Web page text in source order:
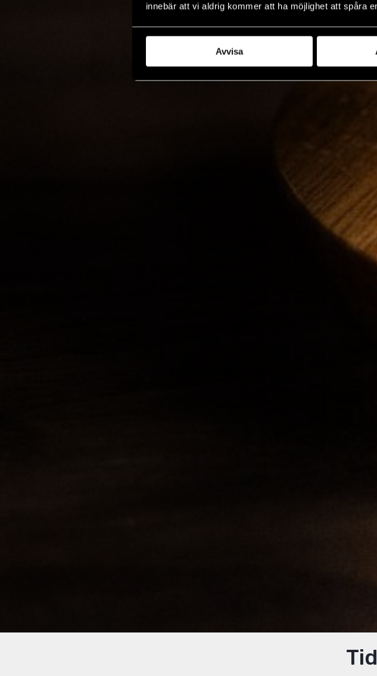
innebär att vi aldrig kommer att ha möjlighet att spåra
Avvisa